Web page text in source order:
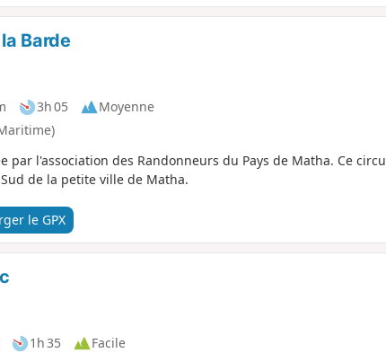
Barde
3h 05
Moyenne
par l'association des Randonneurs du Pays de Matha. Ce
de la petite ville de Matha.
le GPX
1h 35
Facile